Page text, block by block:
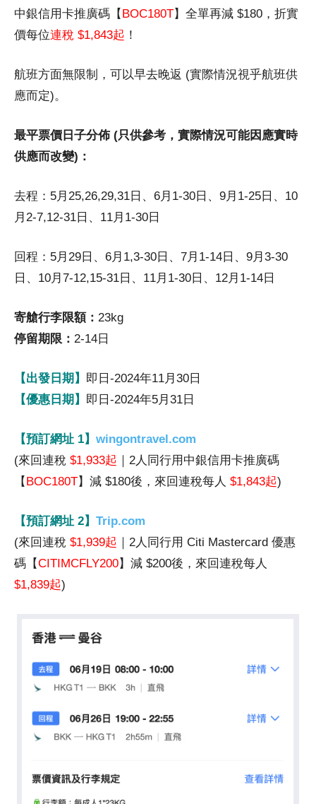
中銀信用卡推廣碼【 BOC180T】全單再減 $180，折實
價每位連稅 $1,843起 ！
航班方面無限制，可以早去晚返 (實際情況視乎航班供
應而定)。
最平票價日子分佈 (只供參考，實際情況可能因應實時
供應而改變)：
去程：5月25,26,29,31日、6月1-30日、9月1-25日、10
月2-7,12-31日、11月1-30日
回程：5月29日、6月1,3-30日、7月1-14日、9月3-30
日、10月7-12,15-31日、11月1-30日、12月1-14日
寄艙行李限額： 23kg
停留期限： 2-14日
【出發日期】 即日-2024年11月30日
【優惠日期】 即日-2024年5月31日
【預訂網址 1】 wingontravel.com
(來回連稅 $1,933起 ｜2人同行用中銀信用卡推廣碼
【 BOC180T】減 $180後，來回連稅每人 $1,843起)
【預訂網址 2】 Trip.com
(來回連稅 $1,939起 ｜2人同行用 Citi Mastercard 優惠
碼【CITIMCFLY200】減 $200後，來回連稅每人
$1,839起)